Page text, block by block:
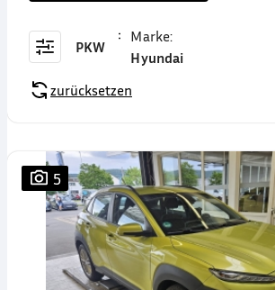
PKW
Marke:
Hyundai
zurücksetzen
5